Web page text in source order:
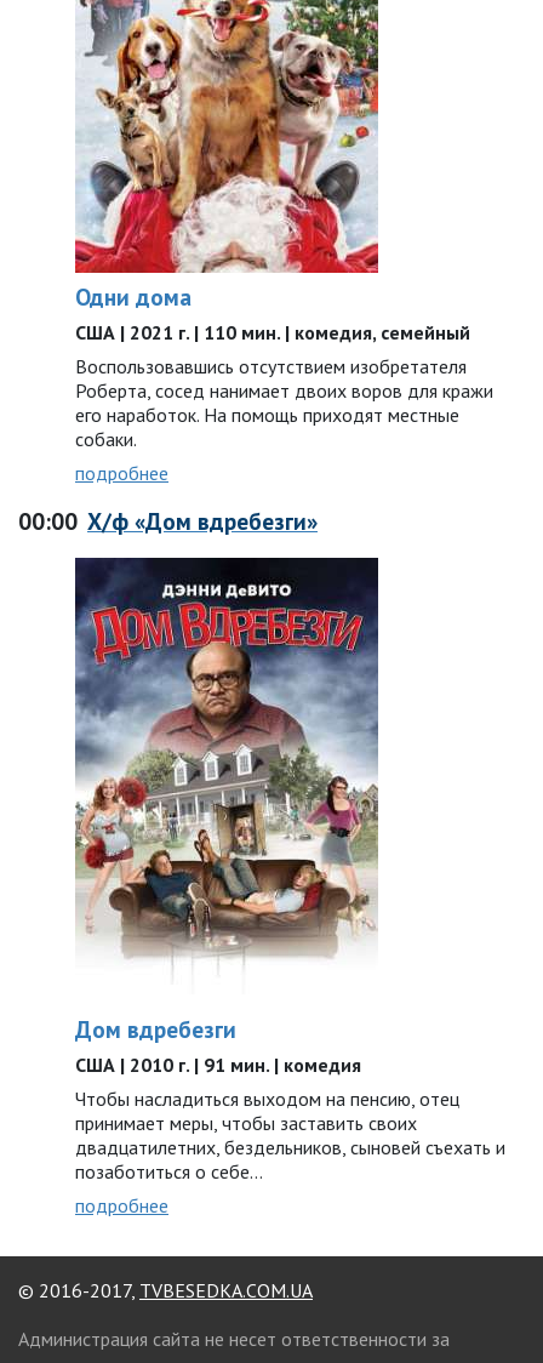
Одни дома
США | 2021 г. | 110 мин. | комедия, семейный
Воспользовавшись отсутствием изобретателя
Роберта, сосед нанимает двоих воров для кражи
его наработок. На помощь приходят местные
собаки.
подробнее
00:00 Х/ф «Дом вдребезги»
Дом вдребезги
США | 2010 г. | 91 мин. | комедия
Чтобы насладиться выходом на пенсию, отец
принимает меры, чтобы заставить своих
двадцатилетних, бездельников, сыновей съехать и
позаботиться о себе…
подробнее
© 2016-2017, TVBESEDKA.COM.UA
Администрация сайта не несет ответственности за